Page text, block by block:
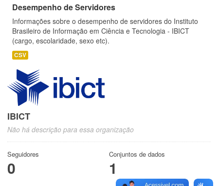
Desempenho de Servidores
Informações sobre o desempenho de servidores do Instituto
Brasileiro de Informação em Ciência e Tecnologia - IBICT
(cargo, escolaridade, sexo etc).
CSV
IBICT
Não há descrição para essa organização
Seguidores
0
Conjuntos de dados
1